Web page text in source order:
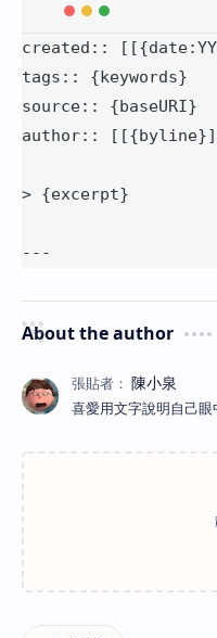
created::
tags:: {keywords}
source:: {baseURI}
author::
> {excerpt}
---
About the author
喜愛用文字說明自己眼